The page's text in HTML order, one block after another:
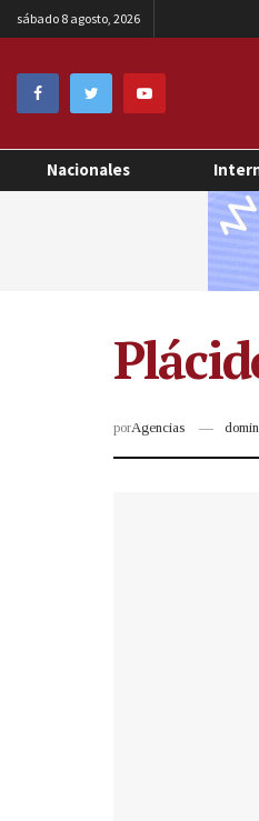
sábado 8 agosto, 2026
Nacionales
porAgencias